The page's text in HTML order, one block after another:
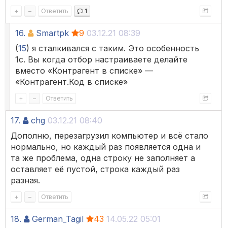
+ – Ответить 1
16. Smartpk 9 03.12.21 08:39
(15) я сталкивался с таким. Это особенность
1с. Вы когда отбор настраиваете делайте
вместо «Контрагент в списке» —
«Контрагент.Код в списке»
+ – Ответить
17. chg 03.12.21 08:40
Дополню, перезагрузил компьютер и всё стало
нормально, но каждый раз появляется одна и
та же проблема, одна строку не заполняет а
оставляет её пустой, строка каждый раз
разная.
+ – Ответить
18. German_Tagil 43 14.05.22 05:01